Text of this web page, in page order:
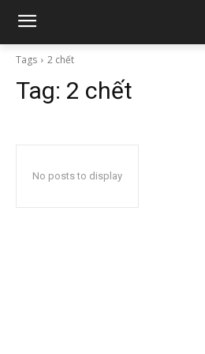
Tags 2 chết
Tag: 2 chết
No posts to display